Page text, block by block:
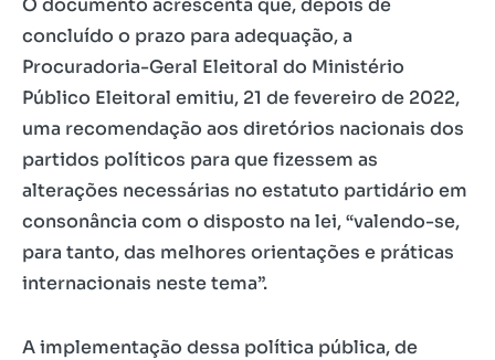
O documento acrescenta que, depois de
concluído o prazo para adequação, a
Procuradoria-Geral Eleitoral do Ministério
Público Eleitoral emitiu, 21 de fevereiro de 2022,
uma recomendação aos diretórios nacionais dos
partidos políticos para que fizessem as
alterações necessárias no estatuto partidário em
consonância com o disposto na lei, “valendo-se,
para tanto, das melhores orientações e práticas
internacionais neste tema”.
A implementação dessa política pública, de